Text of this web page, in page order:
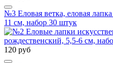
№3 Еловая ветка, еловая
11 см, набор 30 штук
120 руб